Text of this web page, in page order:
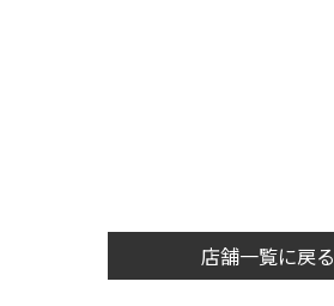
店舗一覧に戻る